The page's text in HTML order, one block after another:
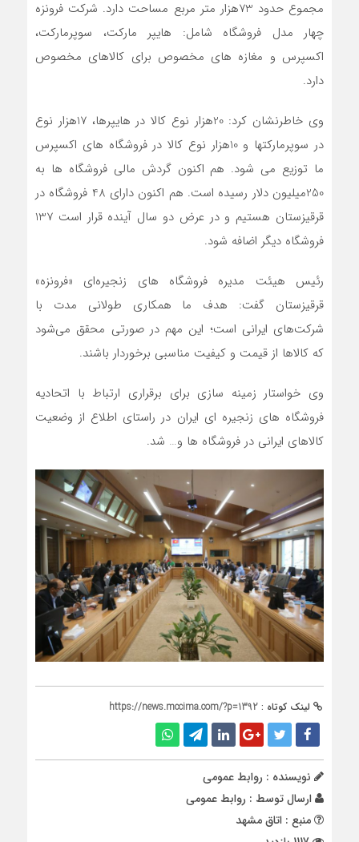
مجموع حدود 73هزار متر مربع مساحت دارد. شرکت فرونزه
چهار مدل فروشگاه شامل: هایپر مارکت، سوپرمارکت،
اکسپرس و مغازه های مخصوص برای کالاهای مخصوص
دارد.
وی خاطرنشان کرد: 20هزار نوع کالا در هایپرها، 17هزار نوع
در سوپرمارکتها و 10هزار نوع کالا در فروشگاه های اکسپرس
ما توزیع می شود. هم اکنون گردش مالی فروشگاه ها به
250میلیون دلار رسیده است. هم اکنون دارای 48 فروشگاه در
قرقیزستان هستیم و در عرض دو سال آینده قرار است 137
فروشگاه دیگر اضافه شود.
رئیس هیئت مدیره فروشگاه های زنجیره‌ای «فرونزه»
قرقیزستان گفت: هدف ما همکاری طولانی مدت با
شرکت‌های ایرانی است؛ این مهم در صورتی محقق می‌شود
که کالاها از قیمت و کیفیت مناسبی برخوردار باشند.
وی خواستار زمینه سازی برای برقراری ارتباط با اتحادیه
فروشگاه های زنجیره ای ایران در راستای اطلاع از وضعیت
کالاهای ایرانی در فروشگاه ها و… شد.
لینک کوتاه : https://news.mccima.com/?p=1392
نویسنده : روابط عمومی
ارسال توسط : روابط عمومی
منبع : اتاق مشهد